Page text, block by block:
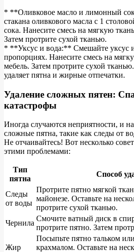
* **Оливковое масло и лимонный
стакана оливкового масла с 1
сока. Нанесите смесь на мягкую
Затем протрите сухой тканью.
* **Уксус и вода:** Смешайте уксус
пропорциях. Нанесите смесь на
мебель. Затем протрите сухой
удаляет пятна и жирные отпечатки.
Удаление сложных пятен:
катастрофы
Иногда случаются неприятности, и
сложные пятна, такие как следы от
Не отчаивайтесь! Вот несколько
этими проблемами:
Тип
пятна
Способ
Следы
от воды
Протрите пятно мягкой
майонезе. Оставьте на
протрите сухой тканью.
Чернила
Смочите ватный диск в
протрите пятно. Затем
Жир
Посыпьте пятно тальком
крахмалом. Оставьте на